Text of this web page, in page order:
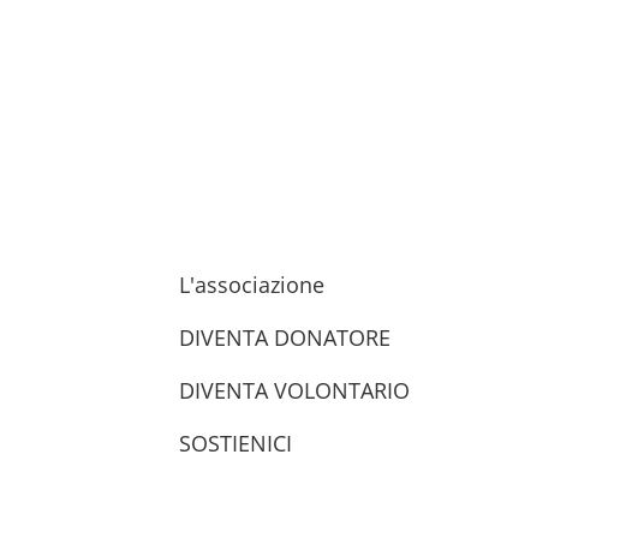
L'associazione
DIVENTA DONATORE
DIVENTA VOLONTARIO
SOSTIENICI